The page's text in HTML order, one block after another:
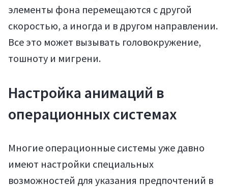
элементы фона перемещаются с другой
скоростью, а иногда и в другом направлении.
Все это может вызывать головокружение,
тошноту и мигрени.
Настройка анимаций в
операционных системах
Многие операционные системы уже давно
имеют настройки специальных
возможностей для указания предпочтений в